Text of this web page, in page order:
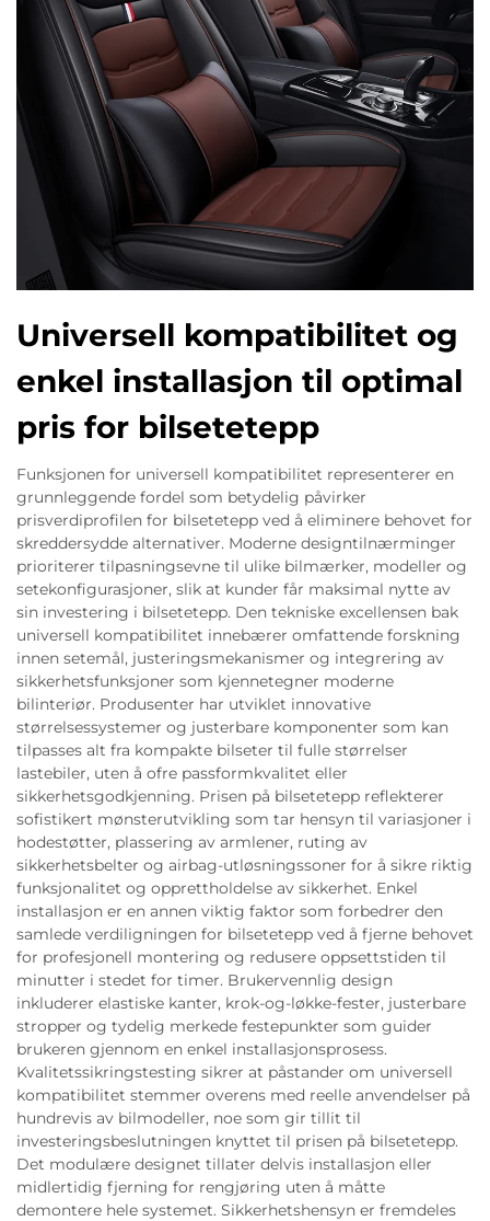
Universell kompatibilitet og
enkel installasjon til optimal
pris for bilsetetepp
Funksjonen for universell kompatibilitet representerer en
grunnleggende fordel som betydelig påvirker
prisverdiprofilen for bilsetetepp ved å eliminere behovet for
skreddersydde alternativer. Moderne designtilnærminger
prioriterer tilpasningsevne til ulike bilmærker, modeller og
setekonfigurasjoner, slik at kunder får maksimal nytte av
sin investering i bilsetetepp. Den tekniske excellensen bak
universell kompatibilitet innebærer omfattende forskning
innen setemål, justeringsmekanismer og integrering av
sikkerhetsfunksjoner som kjennetegner moderne
bilinteriør. Produsenter har utviklet innovative
størrelsessystemer og justerbare komponenter som kan
tilpasses alt fra kompakte bilseter til fulle størrelser
lastebiler, uten å ofre passformkvalitet eller
sikkerhetsgodkjenning. Prisen på bilsetetepp reflekterer
sofistikert mønsterutvikling som tar hensyn til variasjoner i
hodestøtter, plassering av armlener, ruting av
sikkerhetsbelter og airbag-utløsningssoner for å sikre riktig
funksjonalitet og opprettholdelse av sikkerhet. Enkel
installasjon er en annen viktig faktor som forbedrer den
samlede verdiligningen for bilsetetepp ved å fjerne behovet
for profesjonell montering og redusere oppsettstiden til
minutter i stedet for timer. Brukervennlig design
inkluderer elastiske kanter, krok-og-løkke-fester, justerbare
stropper og tydelig merkede festepunkter som guider
brukeren gjennom en enkel installasjonsprosess.
Kvalitetssikringstesting sikrer at påstander om universell
kompatibilitet stemmer overens med reelle anvendelser på
hundrevis av bilmodeller, noe som gir tillit til
investeringsbeslutningen knyttet til prisen på bilsetetepp.
Det modulære designet tillater delvis installasjon eller
midlertidig fjerning for rengjøring uten å måtte
demontere hele systemet. Sikkerhetshensyn er fremdeles